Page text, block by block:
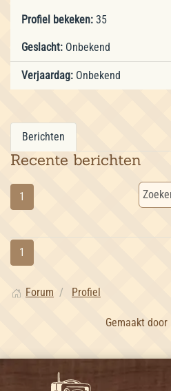
Profiel bekeken: 35
Geslacht: Onbekend
Verjaardag: Onbekend
Berichten
Recente berichten
1
1
Forum Profiel
Gemaakt door